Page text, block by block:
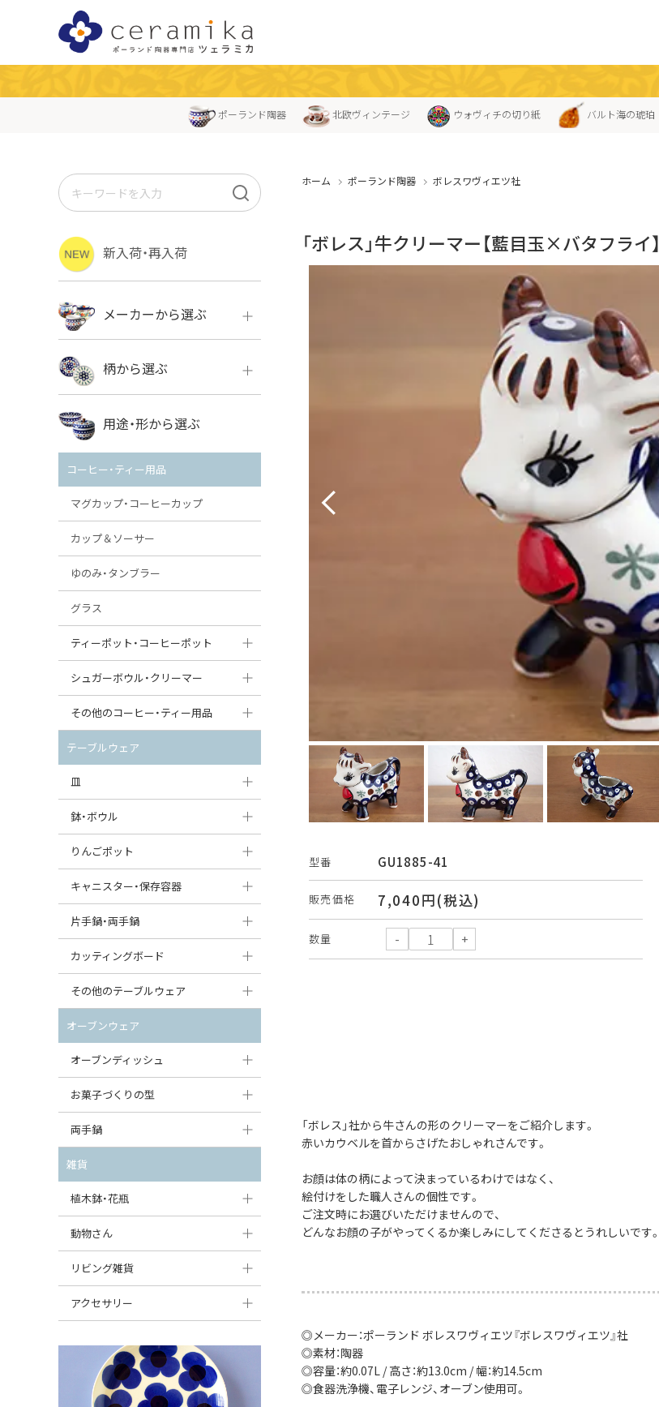
ポーランド陶器 北欧ヴィンテージ ウォヴィチの切り紙 バルト海の琥珀
ホーム ポーランド陶器 ボレスワヴィエツ社
「ボレス」牛クリーマー【藍目玉×バタフライ】
型番 GU1885-41
販売価格 7,040円(税込)
数量
「ボレス」社から牛さんの形のクリーマーをご紹介します。
赤いカウベルを首からさげたおしゃれさんです。
お顔は体の柄によって決まっているわけではなく、
絵付けをした職人さんの個性です。
ご注文時にお選びいただけませんので、
どんなお顔の子がやってくるか楽しみにしてくださるとうれしいです。
◎メーカー：ポーランド ボレスワヴィエツ『ボレスワヴィエツ』社
◎素材：陶器
◎容量：約0.07L / 高さ：約13.0cm / 幅：約14.5cm
◎食器洗浄機、電子レンジ、オーブン使用可。
新入荷・再入荷
メーカーから選ぶ
ボレス
VENA
ミレナ
柄から選ぶ
ボレス
用途・形から選ぶ
コーヒー・ティー用品
マグカップ・コーヒーカップ
カップ＆ソーサー
ゆのみ・タンブラー
グラス
ティーポット・コーヒーポット
ティーポット
コーヒーポット
シュガーボウル・クリーマー
シュガーボウル
クリーマー
その他のコーヒー・ティー用品
ポットウォーマー
ピッチャー
コーヒードリッパー
すべて見る
テーブルウェア
皿
大皿（24cm〜）
中皿（18〜24cm）
丸皿
スープ皿
ダルマプレート
たまご型プレート
ハート型プレート
変形プレート
分割ディッシュ
すべて見る
鉢・ボウル
大鉢（21cm〜）
中鉢（16〜21cm）
丸鉢・どんぶり・ボウル
茶碗
オーバルボウル
ハートボウル
葉っぱ型ボウル
りんご型ボウル
いちご型ボウル
星型ボウル
スープカップ
そば猪口・フリーカップ
ココット
りんごポット
りんごポット
りんごポット小
キャニスター・保存容器
キャニスター
つぼ
ガーリックポット
オニオンキャニスター
ガーリックキャニスター
チーズケース
バターディッシュ
六角形ポット
ボトル
すべて見る
片手鍋・両手鍋
ソースパン（片手鍋）
スープチュリーン
カッティングボード
角型カッティングボード
丸型カッティングボード
すべて見る
その他のテーブルウェア
調味料入れ
グレイヴィーボート
エッグカップ
ケーキスタンド
カトラリー
はしおき・カトラリーレスト
オーブンウェア
オーブンディッシュ
大型（24cm〜）
中型（18〜24cm）
スクエアオーブンディッシュ
オーバルオーブンディッシュ
すべて見る
お菓子づくりの型
パウンド型
マフィン型
すべて見る
両手鍋
チュリーン
キャセロール
すべて見る
雑貨
植木鉢・花瓶
植木鉢
花瓶
動物さん
フィギュア・置物
貯金箱
オーナメント
リビング雑貨
スツール
バス・洗面用品
家具小物
アクセサリー
ペンダントトップ
すべて見る